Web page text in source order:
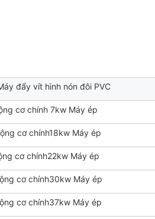
đẩy vít hình nón đôi PVC
cơ chính 7kw Máy ép
cơ chính18kw Máy ép
cơ chính22kw Máy ép
cơ chính30kw Máy ép
cơ chính37kw Máy ép